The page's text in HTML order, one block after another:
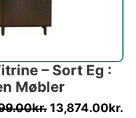
– Sort Eg :
Møbler
kr. 13,874.00kr.